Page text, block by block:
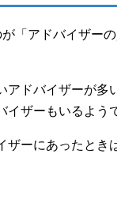
「アドバイザー
アドバイザーが多
イザーもいるよう
ザーにあったとき